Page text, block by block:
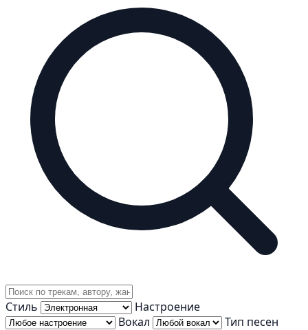
Стиль
Настроение
Вокал
Тип песен